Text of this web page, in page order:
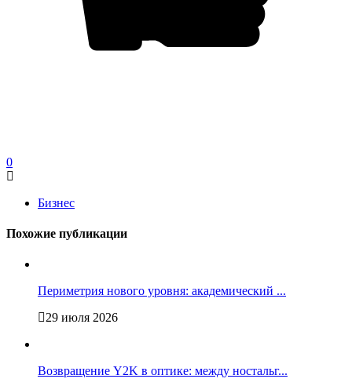
0
Бизнес
Похожие публикации
Периметрия нового уровня: академический ...
29 июля 2026
Возвращение Y2K в оптике: между ностальг...